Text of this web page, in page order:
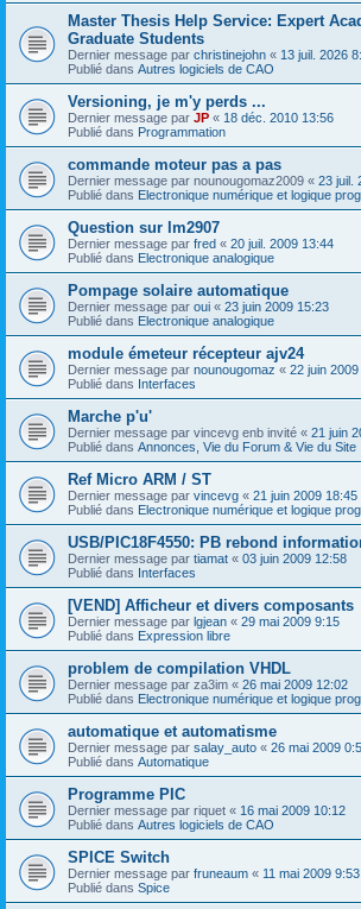
Master Thesis Help Service: Expert
Graduate Students
Dernier message par christinejohn « 13 juil. 2026
Publié dans Autres logiciels de CAO
Versioning, je m'y perds ...
Dernier message par JP « 18 déc. 2010 13:56
Publié dans Programmation
commande moteur pas a pas
Dernier message par nounougomaz2009 « 23 juil.
Publié dans Electronique numérique et logique
Question sur lm2907
Dernier message par fred « 20 juil. 2009 13:44
Publié dans Electronique analogique
Pompage solaire automatique
Dernier message par oui « 23 juin 2009 15:23
Publié dans Electronique analogique
module émeteur récepteur ajv24
Dernier message par nounougomaz « 22 juin
Publié dans Interfaces
Marche p'u'
Dernier message par vincevg enb invité « 21 juin
Publié dans Annonces, Vie du Forum & Vie du Site
Ref Micro ARM / ST
Dernier message par vincevg « 21 juin 2009 18:45
Publié dans Electronique numérique et logique
USB/PIC18F4550: PB rebond
Dernier message par tiamat « 03 juin 2009 12:58
Publié dans Interfaces
[VEND] Afficheur et divers composants
Dernier message par lgjean « 29 mai 2009 9:15
Publié dans Expression libre
problem de compilation VHDL
Dernier message par za3im « 26 mai 2009 12:02
Publié dans Electronique numérique et logique
automatique et automatisme
Dernier message par salay_auto « 26 mai 2009
Publié dans Automatique
Programme PIC
Dernier message par riquet « 16 mai 2009 10:12
Publié dans Autres logiciels de CAO
SPICE Switch
Dernier message par fruneaum « 11 mai 2009 9:53
Publié dans Spice